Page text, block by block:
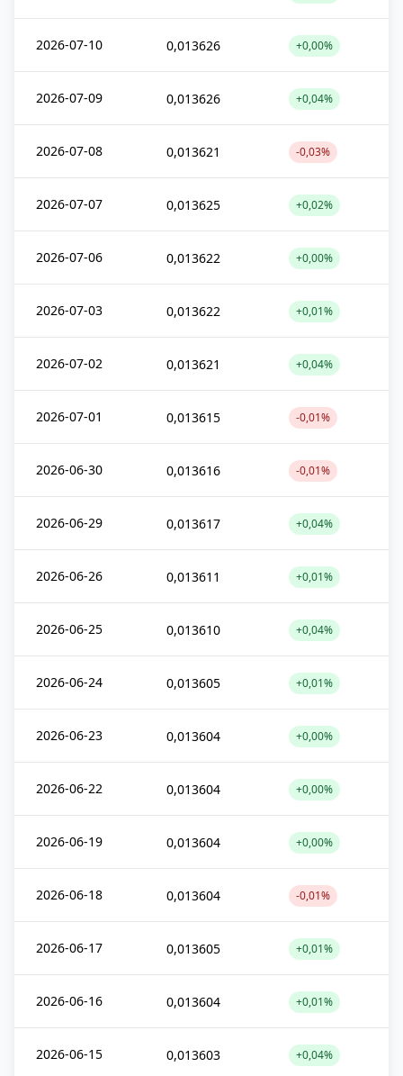
2026-07-10 0,013626 +0,00%
2026-07-09 0,013626 +0,04%
2026-07-08 0,013621 -0,03%
2026-07-07 0,013625 +0,02%
2026-07-06 0,013622 +0,00%
2026-07-03 0,013622 +0,01%
2026-07-02 0,013621 +0,04%
2026-07-01 0,013615 -0,01%
2026-06-30 0,013616 -0,01%
2026-06-29 0,013617 +0,04%
2026-06-26 0,013611 +0,01%
2026-06-25 0,013610 +0,04%
2026-06-24 0,013605 +0,01%
2026-06-23 0,013604 +0,00%
2026-06-22 0,013604 +0,00%
2026-06-19 0,013604 +0,00%
2026-06-18 0,013604 -0,01%
2026-06-17 0,013605 +0,01%
2026-06-16 0,013604 +0,01%
2026-06-15 0,013603 +0,04%